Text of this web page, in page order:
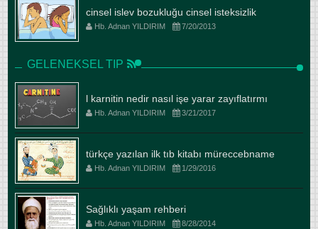
cinsel islev bozukluğu cinsel isteksizlik
Hb. Adnan YILDIRIM 7/20/2013
GELENEKSEL TIP
l karnitin nedir nasıl işe yarar zayıflatırmı
Hb. Adnan YILDIRIM 3/21/2017
türkçe yazılan ilk tıb kitabı müreccebname
Hb. Adnan YILDIRIM 1/29/2016
Sağlıklı yaşam rehberi
Hb. Adnan YILDIRIM 8/28/2014